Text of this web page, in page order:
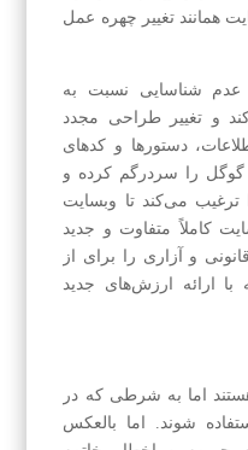
همانند تغییر چهره عمل
عدم شناسایی نسبت به
و تغییر طراحی مجدد
دستورها و کدهای
گوگل را سردرگم کرده و
می‌کند تا وبسایت
کاملاً متفاوت و جدید
و آزاری را برای از
با ارائه ارزش‌های جدید
اما به شرطی که در
شوند. اما بالعکس